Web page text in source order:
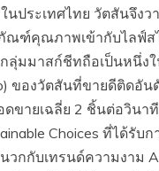
นประเทศไทย วัตสันจึงว
ณฑ์คุณภาพเข้ากับไลฟ์ส
กลุ่มมาสก์ชีทถือเป็นหนึ่ง
ของวัตสันที่ขายดีติดอัน
ดขายเฉลี่ย 2 ชิ้นต่อวินา
Choices ที่ได้รับ
วกกับเทรนด์ความงาม